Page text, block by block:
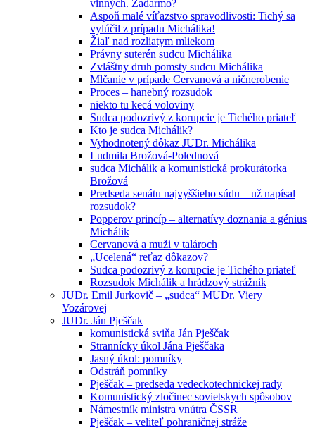
vinných. Zadarmo?
Aspoň malé víťazstvo spravodlivosti: Tichý sa
vylúčil z prípadu Michálika!
Žiaľ nad rozliatym mliekom
Právny suterén sudcu Michálika
Zvláštny druh pomsty sudcu Michálika
Mlčanie v prípade Cervanová a ničnerobenie
Proces – hanebný rozsudok
niekto tu kecá voloviny
Sudca podozrivý z korupcie je Tichého priateľ
Kto je sudca Michálik?
Vyhodnotený dôkaz JUDr. Michálika
Ludmila Brožová-Polednová
sudca Michálik a komunistická prokurátorka
Brožová
Predseda senátu najvyššieho súdu – už napísal
rozsudok?
Popperov princíp – alternatívy doznania a génius
Michálik
Cervanová a muži v talároch
„Ucelená“ reťaz dôkazov?
Sudca podozrivý z korupcie je Tichého priateľ
Rozsudok Michálik a hrádzový strážnik
JUDr. Emil Jurkovič – „sudca“ MUDr. Viery
Vozárovej
JUDr. Ján Pješčak
komunistická sviňa Ján Pješčak
Strannícky úkol Jána Pješčaka
Jasný úkol: pomníky
Odstráň pomníky
Pješčak – predseda vedeckotechnickej rady
Komunistický zločinec sovietskych spôsobov
Námestník ministra vnútra ČSSR
Pješčak – veliteľ pohraničnej stráže